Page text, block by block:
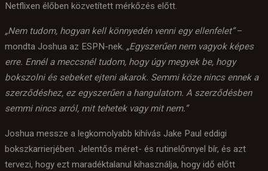
Netflixen élőben közvetített mérkőzés előtt.
„Nem tudom, hogyan kell könnyedén venni egy ellenfelet”–
mondta Joshua az ESPN-nek. „Egyszerűen nem vagyok képes
erre. Ennél a meccsnél tudom, hogy úgy megyek be, hogy
bokszolni és sebeket ejteni akarok. Semmi köze nincs ennek a
szerződéshez, ez egyszerűen a hangulatom. A szerződésben
semmi nincs arról, mit tehetek vagy mit nem.”
Joshua messze a legkomolyabb kihívás Jake Paul eddigi
bokszkarrierjében. Jelentős méret- és rutinelőnnyel bír, és azt
tervezi, hogy ezt maradéktalanul kihasználja, hogy idő előtt